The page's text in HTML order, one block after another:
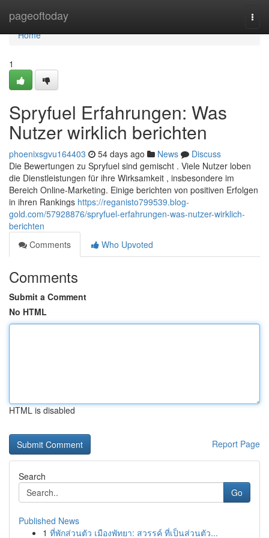
pageoftoday
Home
Home
1
Spryfuel Erfahrungen: Was
Nutzer wirklich berichten
phoenixsgvu164403 54 days ago News
Discuss
Die Bewertungen zu Spryfuel sind gemischt . Viele Nutzer loben
die Dienstleistungen für ihre Wirksamkeit , insbesondere im
Bereich Online-Marketing. Einige berichten von positiven Erfolgen
in ihren Rankings https://reganisto799539.blog-
gold.com/57928876/spryfuel-erfahrungen-was-nutzer-wirklich-
berichten
Comments
Who Upvoted
Comments
Submit a Comment
No HTML
HTML is disabled
Report Page
Search
Go
Published News
1 ที่พักส่วนตัว เมืองพัทยา: สวรรค์ ที่เป็นส่วนตัว...